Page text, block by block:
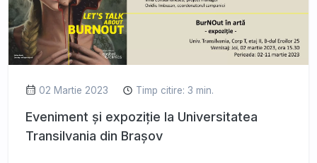
02 Martie 2023 Timp citire: 3 min.
Eveniment și expoziție la Universitatea
Transilvania din Brașov